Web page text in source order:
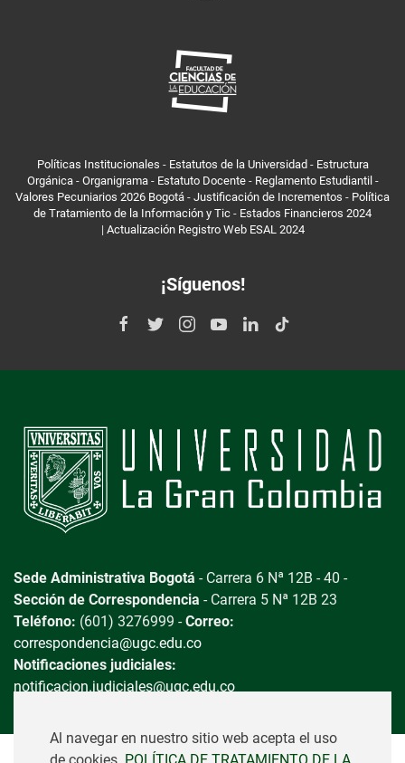
Políticas Institucionales - Estatutos de la Universidad - Estructura
Orgánica- Organigrama- Estatuto Docente- Reglamento Estudiantil -
Valores Pecuniarios 2026 Bogotá - Justificación de Incrementos - Política
de Tratamiento de la Información y Tic - Estados Financieros 2024
| Actualización Registro Web ESAL 2024
¡Síguenos!
Sede Administrativa Bogotá - Carrera 6 Nª 12B - 40 -
Sección de Correspondencia - Carrera 5 Nª 12B 23
Teléfono: (601) 3276999 -Correo:
correspondencia@ugc.edu.co
Notificaciones judiciales:
notificacion.judiciales@ugc.edu.co
Al navegar en nuestro sitio web acepta el uso